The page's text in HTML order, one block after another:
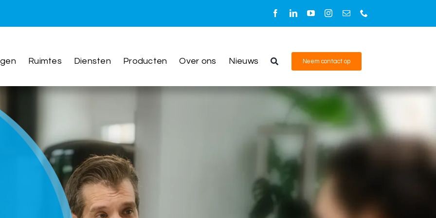
Ruimtes Diensten Producten Over ons Nieuws Neem contact op